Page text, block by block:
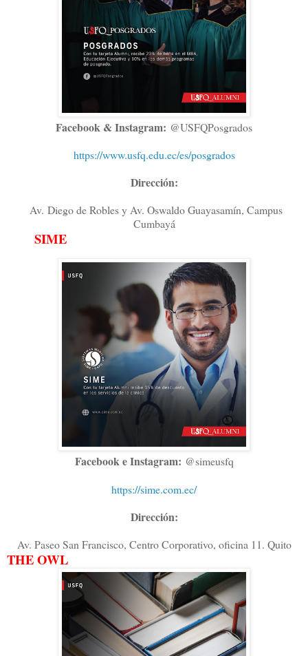
Facebook & Instagram: @USFQPosgrados
https://www.usfq.edu.ec/es/posgrados
Dirección:
Av. Diego de Robles y Av. Oswaldo Guayasamín, Campus
Cumbayá
SIME
Facebook e Instagram: @simeusfq
https://sime.com.ec/
Dirección:
Av. Paseo San Francisco, Centro Corporativo, oficina 11. Quito
THE OWL